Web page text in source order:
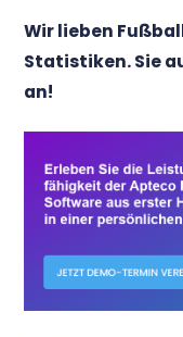
Wir lieben
Statistiken. Sie
an!